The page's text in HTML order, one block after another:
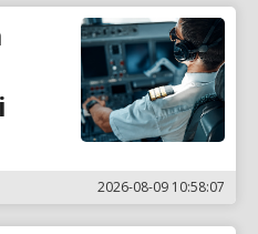
2026-08-09 10:58:07